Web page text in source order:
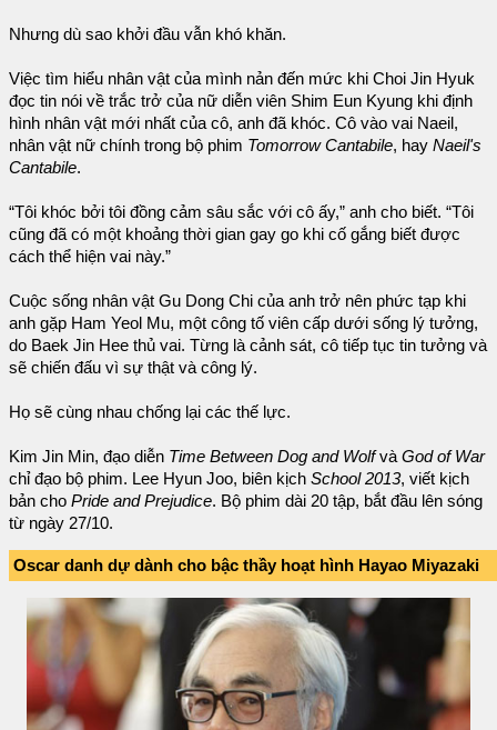
Nhưng dù sao khởi đầu vẫn khó khăn.
Việc tìm hiểu nhân vật của mình nản đến mức khi Choi Jin Hyuk
đọc tin nói về trắc trở của nữ diễn viên Shim Eun Kyung khi định
hình nhân vật mới nhất của cô, anh đã khóc. Cô vào vai Naeil,
nhân vật nữ chính trong bộ phim Tomorrow Cantabile, hay Naeil's
Cantabile.
“Tôi khóc bởi tôi đồng cảm sâu sắc với cô ấy,” anh cho biết. “Tôi
cũng đã có một khoảng thời gian gay go khi cố gắng biết được
cách thể hiện vai này.”
Cuộc sống nhân vật Gu Dong Chi của anh trở nên phức tạp khi
anh gặp Ham Yeol Mu, một công tố viên cấp dưới sống lý tưởng,
do Baek Jin Hee thủ vai. Từng là cảnh sát, cô tiếp tục tin tưởng và
sẽ chiến đấu vì sự thật và công lý.
Họ sẽ cùng nhau chống lại các thế lực.
Kim Jin Min, đạo diễn Time Between Dog and Wolfvà God of War
chỉ đạo bộ phim. Lee Hyun Joo, biên kịch School 2013, viết kịch
bản cho Pride and Prejudice. Bộ phim dài 20 tập, bắt đầu lên sóng
từ ngày 27/10.
Oscar danh dự dành cho bậc thầy hoạt hình Hayao Miyazaki